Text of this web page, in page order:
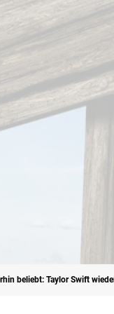
beliebt: Taylor Swift